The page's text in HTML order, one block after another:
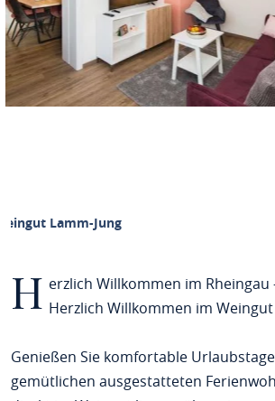
Lamm-Jung
H erzlich Willkommen im Rheingau
Herzlich Willkommen im Weingut
Genießen Sie komfortable
gemütlichen ausgestatteten